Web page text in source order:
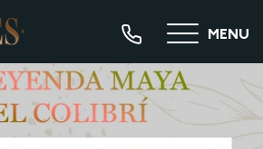
MENU